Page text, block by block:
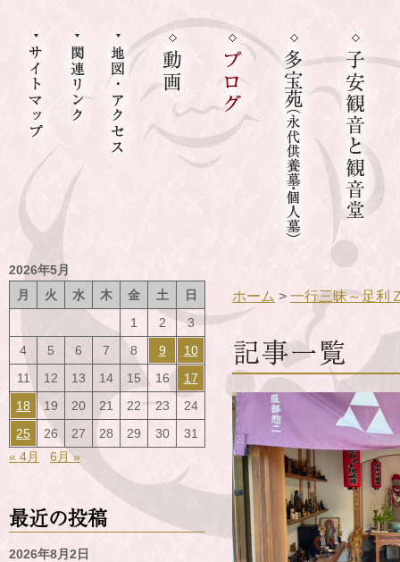
2026年5月
月
火 水 木 金 土
日
1
2
3
4
5 6 7 8 9
10
11
12 13 14 15 16
17
18
19 20 21 22 23
24
25
26 27 28 29 30
31
« 4月
6月 »
最近の投稿
2026年8月2日
ホーム > 一行三昧～足利